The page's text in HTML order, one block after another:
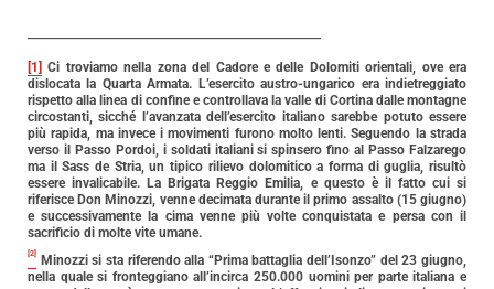
[1] Ci troviamo nella zona del Cadore e delle Dolomiti orientali, ove era
dislocata la Quarta Armata. L’esercito austro-ungarico era indietreggiato
rispetto alla linea di confine e controllava la valle di Cortina dalle montagne
circostanti, sicché l’avanzata dell’esercito italiano sarebbe potuto essere
più rapida, ma invece i movimenti furono molto lenti. Seguendo la strada
verso il Passo Pordoi, i soldati italiani si spinsero fino al Passo Falzarego
ma il Sass de Stria, un tipico rilievo dolomitico a forma di guglia, risultò
essere invalicabile. La Brigata Reggio Emilia, e questo è il fatto cui si
riferisce Don Minozzi, venne decimata durante il primo assalto (15 giugno)
e successivamente la cima venne più volte conquistata e persa con il
sacrificio di molte vite umane.
[2]
Minozzi si sta riferendo alla “Prima battaglia dell’Isonzo” del 23 giugno,
nella quale si fronteggiano all’incirca 250.000 uomini per parte italiana e